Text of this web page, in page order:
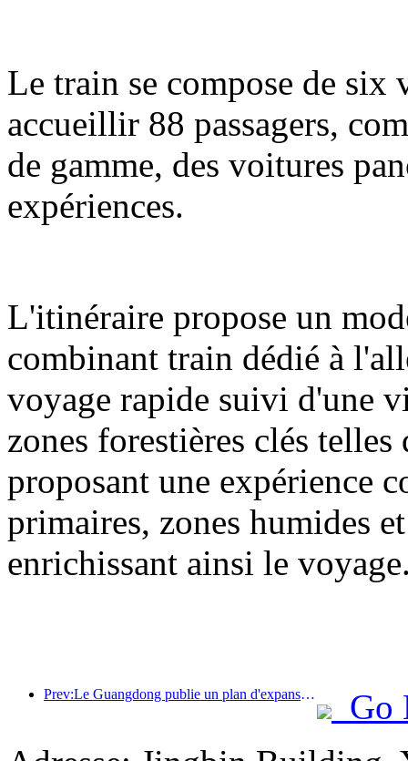
Le train se compose de six
accueillir 88 passagers,
de gamme, des voitures
expériences.
L'itinéraire propose un
combinant train dédié à
voyage rapide suivi d'une
zones forestières clés
proposant une expérience
primaires, zones humides
enrichissant ainsi le
Prev:Le Guangdong publie un plan d'expansion des capacités du secteur des services pour faire de la région de la Grande Baie une destination touristique de classe mondiale.
Go